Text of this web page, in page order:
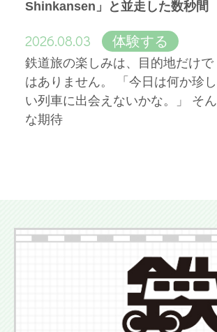
Shinkansen」と並走した数秒間
2026.08.03 体験する
鉄道旅の楽しみは、目的地だけで
はありません。 「今日は何か珍し
い列車に出会えないかな。」 そん
な期待